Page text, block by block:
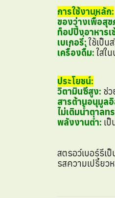
การใช้งานหลัก:
ของว่างเพื่อสุ
ท็อปปิ้งอาหารเ
เบเกอรี่:ใช้เป็น
เครื่องดื่ม:ใส่ใ
ประโยชน์:
วิตามินซีสูง: ช่
สารต้านอนุมูล
ไม่เติมน้ำตาลท
พลังงานต่ำ: เ
สตรอว์เบอร์รีเ
รสความเปรี้ย